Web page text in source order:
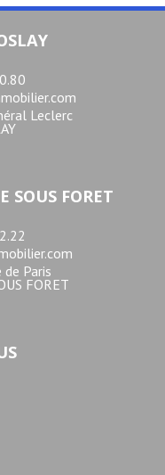
Leclerc
SOUS FORET
Paris
FORET